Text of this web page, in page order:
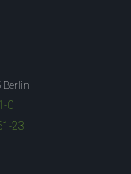
Berlin
0
23